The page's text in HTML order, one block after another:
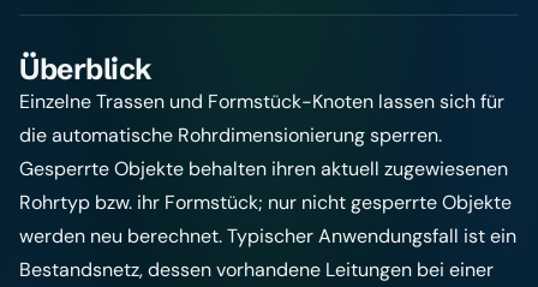
Überblick
Einzelne Trassen und Formstück-Knoten lassen sich für
die automatische Rohrdimensionierungsperren.
Gesperrte Objekte behalten ihren aktuell zugewiesenen
Rohrtyp bzw. ihr Formstück; nur nicht gesperrte Objekte
werden neu berechnet. Typischer Anwendungsfall ist ein
Bestandsnetz, dessen vorhandene Leitungen bei einer